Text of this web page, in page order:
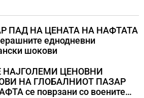
ПАД НА ЦЕНАТА НА НАФТАТА
еднодневни
шокови
НАЈГОЛЕМИ ЦЕНОВНИ
НА ГЛОБАЛНИОТ ПАЗАР
се поврзани со воените